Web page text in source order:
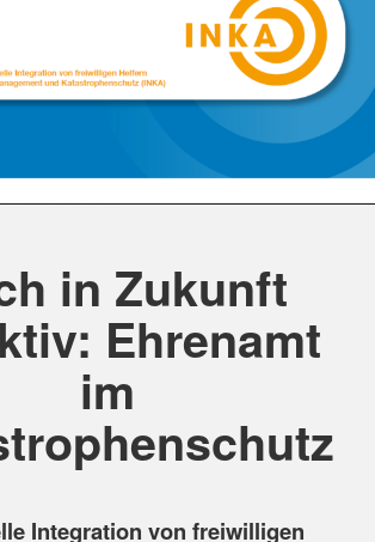
in Zukunft
Ehrenamt
im
Integration von freiwilligen